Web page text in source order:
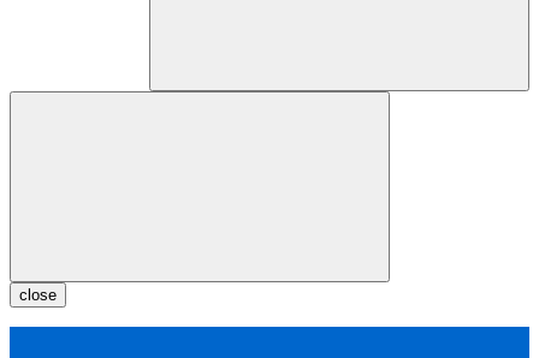
close